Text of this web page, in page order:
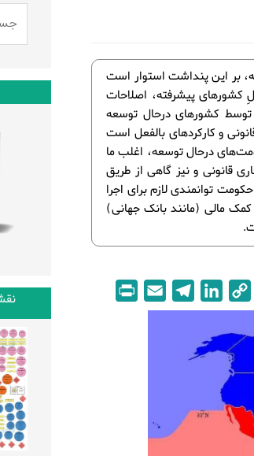
بر این پنداشت استوار است
کشورهای پیشرفته، اصلاحات
توسط کشورهای درحال توسعه
و کارکردهای بالفعل است
درحال توسعه، اغلب ما
قانونی و نیز گاهی از طریق
توانمندی لازم برای اجرا
کمک مالی (مانند بانک جهانی)
o
p
y
L
i
n
i
k
I
e
m